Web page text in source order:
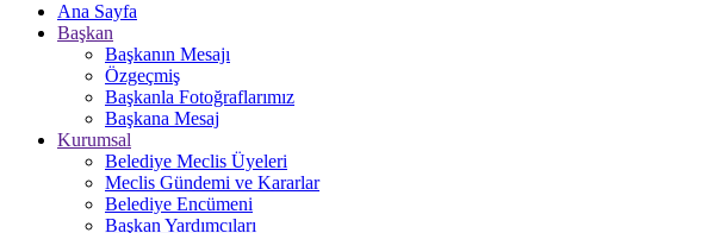
Ana Sayfa
Başkan
Başkanın Mesajı
Özgeçmiş
Başkanla Fotoğraflarımız
Başkana Mesaj
Kurumsal
Belediye Meclis Üyeleri
Meclis Gündemi ve Kararlar
Belediye Encümeni
Başkan Yardımcıları